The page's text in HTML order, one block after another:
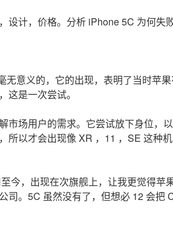
设计，价格。分析 iPhone 5C 为何失败
无意义的，它的出现，表明了当时苹
这是一次尝试。
市场用户的需求。它尝试放下身位，
所以才会出现像 XR ，11 ，SE 这种机
今，出现在次旗舰上，让我更觉得苹
司。5C 虽然没有了，但想必 12 会把